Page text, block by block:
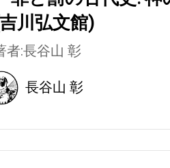
川弘文館)
者:長谷山 彰
長谷山 彰